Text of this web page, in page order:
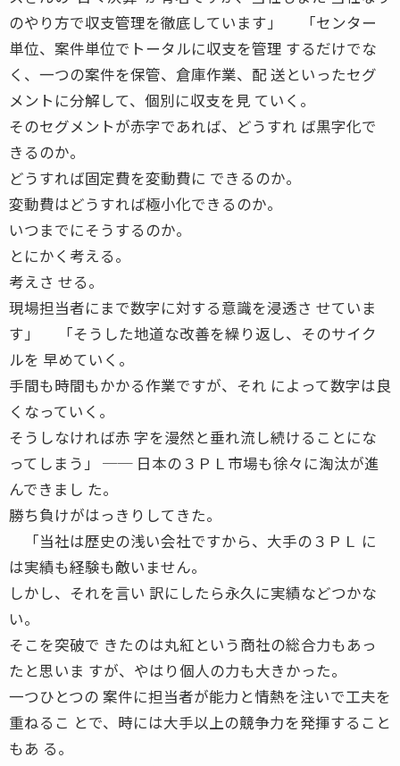
のやり方で収支管理を徹底しています」 「センター
単位、案件単位でトータルに収支を管理 するだけでな
く、一つの案件を保管、倉庫作業、配 送といったセグ
メントに分解して、個別に収支を見 ていく。
そのセグメントが赤字であれば、どうすれ ば黒字化で
きるのか。
どうすれば固定費を変動費に できるのか。
変動費はどうすれば極小化できるのか。
いつまでにそうするのか。
とにかく考える。
考えさ せる。
現場担当者にまで数字に対する意識を浸透さ せていま
す」 「そうした地道な改善を繰り返し、そのサイク
ルを 早めていく。
手間も時間もかかる作業ですが、それ によって数字は良
くなっていく。
そうしなければ赤 字を漫然と垂れ流し続けることにな
ってしまう」 ── 日本の３ＰＬ市場も徐々に淘汰が進
んできまし た。
勝ち負けがはっきりしてきた。
「当社は歴史の浅い会社ですから、大手の３ＰＬ に
は実績も経験も敵いません。
しかし、それを言い 訳にしたら永久に実績などつかな
い。
そこを突破で きたのは丸紅という商社の総合力もあっ
たと思いま すが、やはり個人の力も大きかった。
一つひとつの 案件に担当者が能力と情熱を注いで工夫を
重ねるこ とで、時には大手以上の競争力を発揮すること
もあ る。